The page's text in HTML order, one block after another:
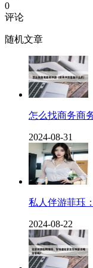
0
评论
随机文章
怎么找商务商
2024-08-31
私人伴游菲珏
2024-08-22